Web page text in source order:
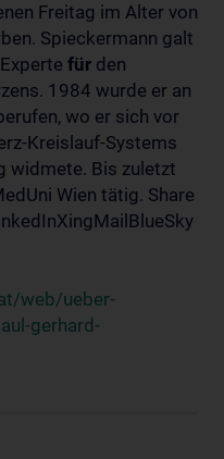
Freitag im Alter von
Spieckermann galt
für den
1984 wurde er an
wo er sich vor
Kreislauf-Systems
widmete. Bis zuletzt
Wien tätig. Share
web/ueber-
gerhard-